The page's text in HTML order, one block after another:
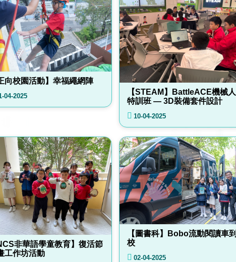
向校園活動】幸福繩網陣
04-2025
【STEAM】BattleACE機械人
特訓班 — 3D裝備套件設計
10-04-2025
非華語學童教育】復活節
工作坊活動
【圖書科】Bobo流動閱讀車到
校
02-04-2025